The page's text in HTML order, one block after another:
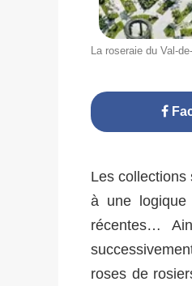
La roseraie du Val-
Les
à une logique
récentes…
roses de